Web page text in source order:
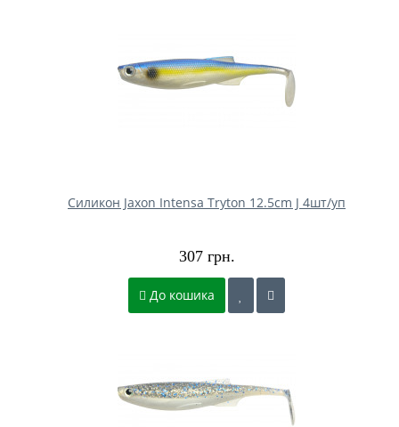
Силикон Jaxon Intensa Tryton 12.5cm J 4шт/уп
307 грн.
До кошика